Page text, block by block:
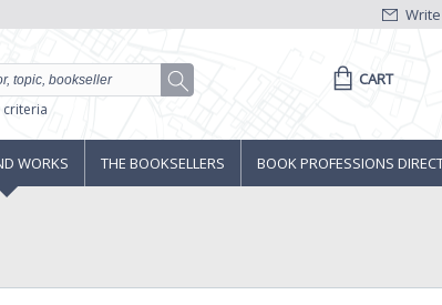
criteria
CART
WORKS THE BOOKSELLERS BOOK PROFESSIONS